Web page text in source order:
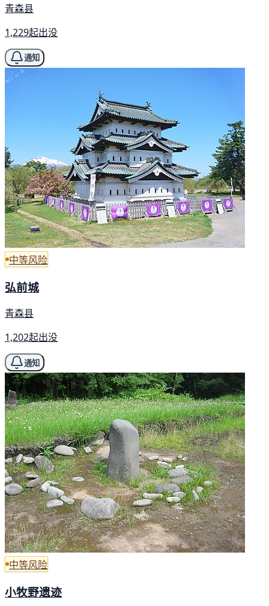
青森县
1,229起出没
通知
中等风险
弘前城
青森县
1,202起出没
通知
中等风险
小牧野遗迹